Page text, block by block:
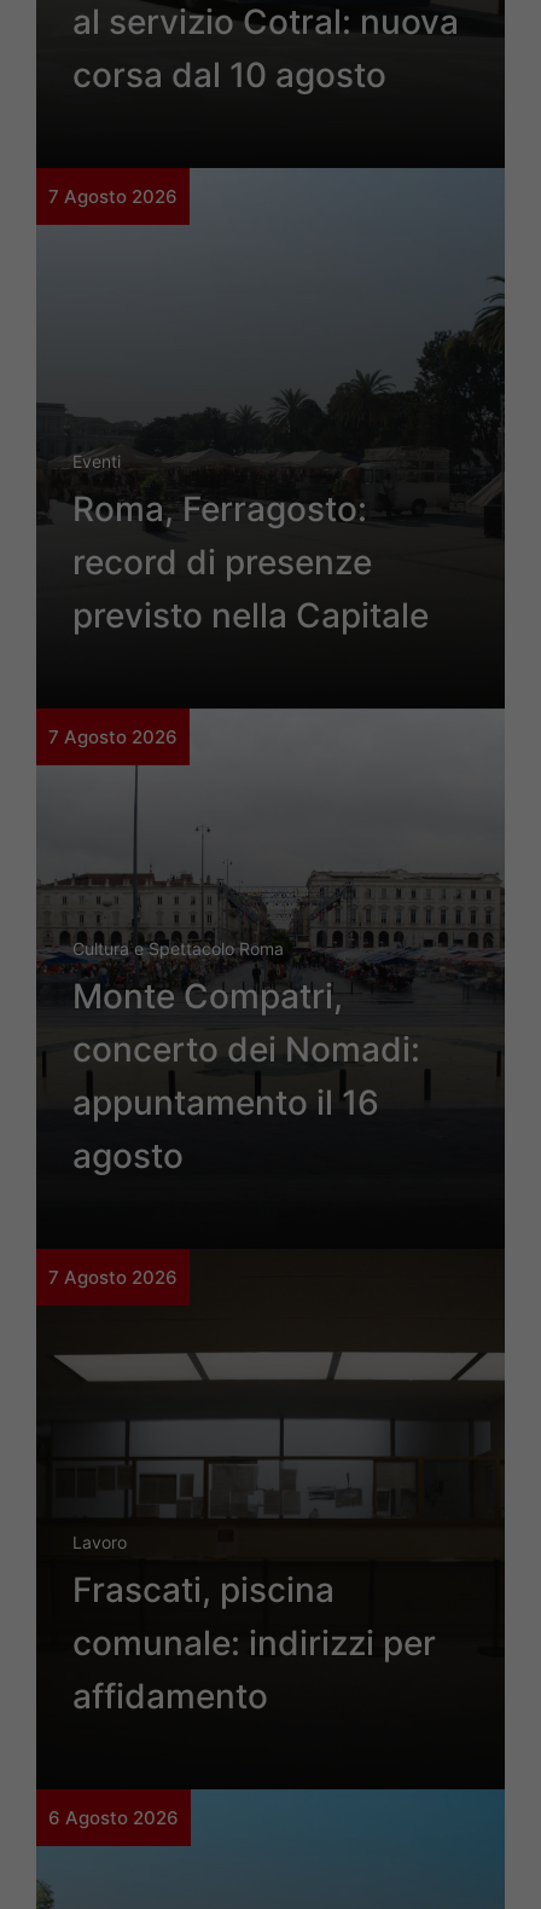
al servizio Cotral: nuova
corsa dal 10 agosto
7 Agosto 2026
Eventi
Roma, Ferragosto:
record di presenze
previsto nella Capitale
7 Agosto 2026
Cultura e Spettacolo Roma
Monte Compatri,
concerto dei Nomadi:
appuntamento il 16
agosto
7 Agosto 2026
Lavoro
Frascati, piscina
comunale: indirizzi per
affidamento
6 Agosto 2026